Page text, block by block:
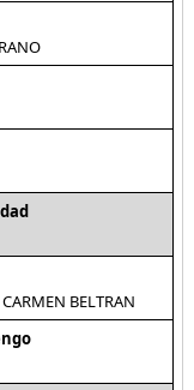
BELTRAN